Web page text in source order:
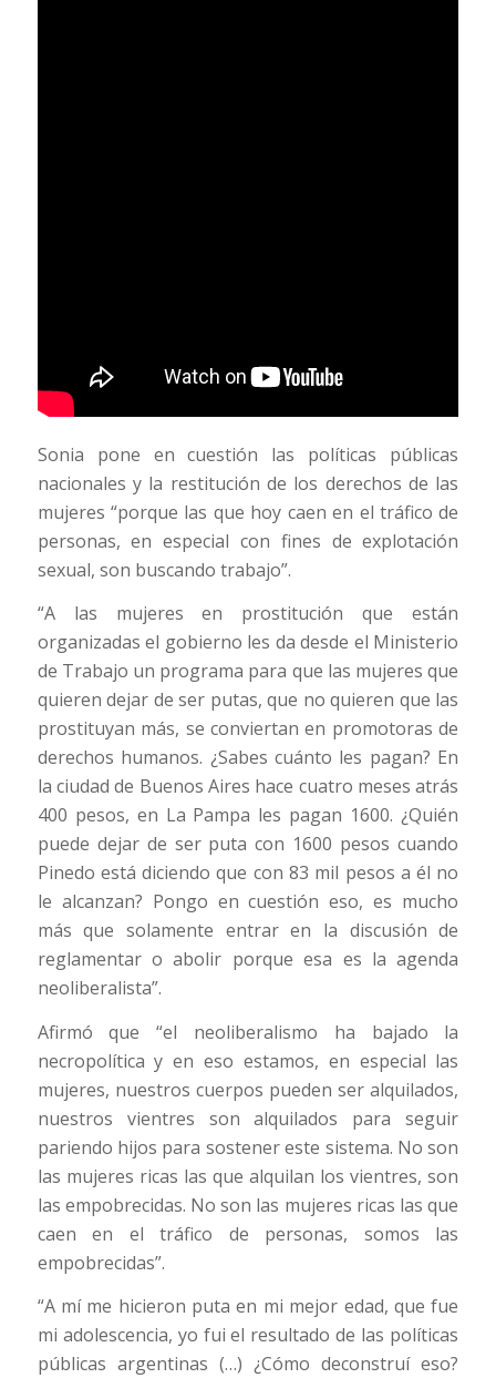
Sonia pone en cuestión las políticas públicas
nacionales y la restitución de los derechos de las
mujeres “porque las que hoy caen en el tráfico de
personas, en especial con fines de explotación
sexual, son buscando trabajo”.
“A las mujeres en prostitución que están
organizadas el gobierno les da desde el Ministerio
de Trabajo un programa para que las mujeres que
quieren dejar de ser putas, que no quieren que las
prostituyan más, se conviertan en promotoras de
derechos humanos. ¿Sabes cuánto les pagan? En
la ciudad de Buenos Aires hace cuatro meses atrás
400 pesos, en La Pampa les pagan 1600. ¿Quién
puede dejar de ser puta con 1600 pesos cuando
Pinedo está diciendo que con 83 mil pesos a él no
le alcanzan? Pongo en cuestión eso, es mucho
más que solamente entrar en la discusión de
reglamentar o abolir porque esa es la agenda
neoliberalista”.
Afirmó que “el neoliberalismo ha bajado la
necropolítica y en eso estamos, en especial las
mujeres, nuestros cuerpos pueden ser alquilados,
nuestros vientres son alquilados para seguir
pariendo hijos para sostener este sistema. No son
las mujeres ricas las que alquilan los vientres, son
las empobrecidas. No son las mujeres ricas las que
caen en el tráfico de personas, somos las
empobrecidas”.
“A mí me hicieron puta en mi mejor edad, que fue
mi adolescencia, yo fui el resultado de las políticas
públicas argentinas (…) ¿Cómo deconstruí eso?